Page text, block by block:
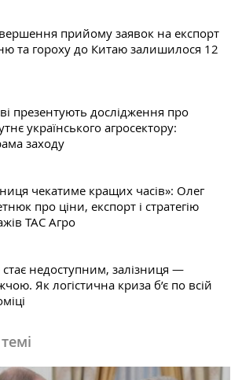
прийому заявок на експорт
та гороху до Китаю залишилося 12
презентують дослідження про
українського агросектору:
заходу
чекатиме кращих часів»: Олег
про ціни, експорт і стратегію
ТАС Агро
недоступним, залізниця —
Як логістична криза б’є по всій